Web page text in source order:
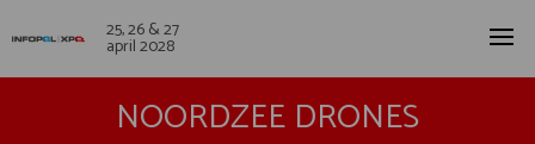
25, 26 & 27
april 2028
NOORDZEE DRONES